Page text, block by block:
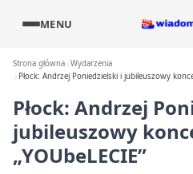
MENU
Strona główna Wydarzenia
Płock: Andrzej Poniedzielski i jubileuszowy
Płock: Andrzej
jubileuszowy
„YOUbeLECIE”